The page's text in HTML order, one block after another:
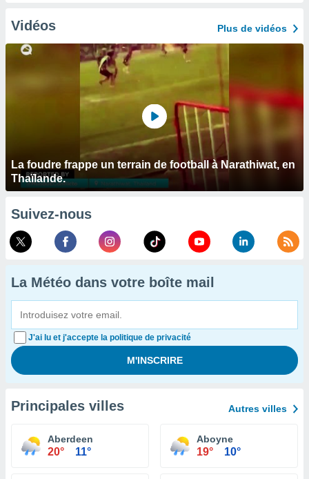
Vidéos Plus de vidéos
La foudre frappe un terrain de football à Narathiwat, en
Thaïlande.
Suivez-nous
La Météo dans votre boîte mail
J'ai lu et j'accepte la politique de privacité
Principales villes Autres villes
Aberdeen
20° 11°
Aboyne
19° 10°